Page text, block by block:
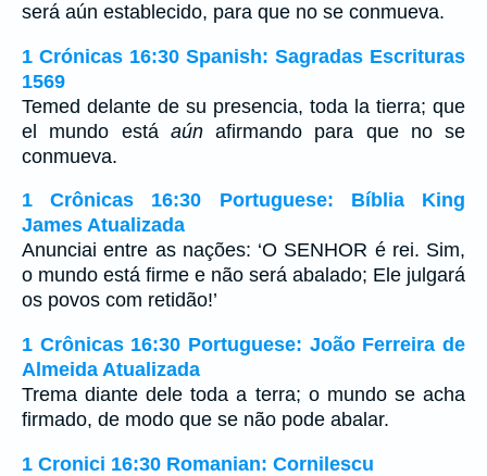
será aún establecido, para que no se conmueva.
1 Crónicas 16:30 Spanish: Sagradas Escrituras
1569
Temed delante de su presencia, toda la tierra; que
el mundo está aúnafirmando para que no se
conmueva.
1 Crônicas 16:30 Portuguese: Bíblia King
James Atualizada
Anunciai entre as nações: ‘O SENHOR é rei. Sim,
o mundo está firme e não será abalado; Ele julgará
os povos com retidão!’
1 Crônicas 16:30 Portuguese: João Ferreira de
Almeida Atualizada
Trema diante dele toda a terra; o mundo se acha
firmado, de modo que se não pode abalar.
1 Cronici 16:30 Romanian: Cornilescu